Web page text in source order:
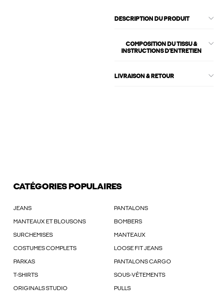
DESCRIPTION DU PRODUIT
COMPOSITION DU TISSU &
INSTRUCTIONS D'ENTRETIEN
LIVRAISON & RETOUR
CATÉGORIES POPULAIRES
JEANS PANTALONS
MANTEAUX ET BLOUSONS BOMBERS
SURCHEMISES MANTEAUX
COSTUMES COMPLETS LOOSE FIT JEANS
PARKAS PANTALONS CARGO
T-SHIRTS SOUS-VÊTEMENTS
ORIGINALS STUDIO PULLS